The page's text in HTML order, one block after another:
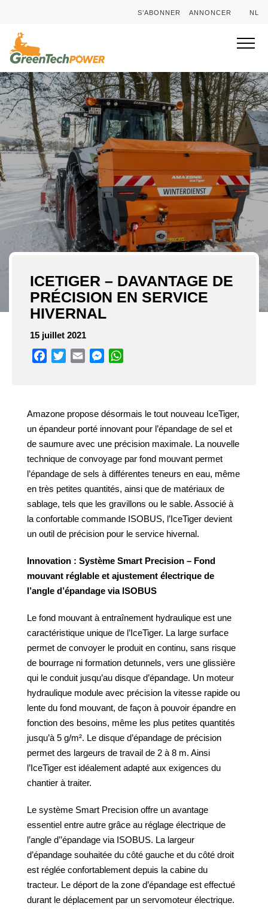
S’ABONNER ANNONCER NL
ICETIGER – DAVANTAGE DE
PRÉCISION EN SERVICE
HIVERNAL
15 juillet 2021
Facebook
TwitterEmail Messenger
Amazone propose désormais le tout nouveau IceTiger,
un épandeur porté innovant pour l’épandage de sel et
de saumure avec une précision maximale. La nouvelle
technique de convoyage par fond mouvant permet
l’épandage de sels à différentes teneurs en eau, même
en très petites quantités, ainsi que de matériaux de
sablage, tels que les gravillons ou le sable. Associé à
la confortable commande ISOBUS, l’IceTiger devient
un outil de précision pour le service hivernal.
Innovation : Système Smart Precision – Fond
mouvant réglable et ajustement électrique de
l’angle d’épandage via ISOBUS
Le fond mouvant à entraînement hydraulique est une
caractéristique unique de l’IceTiger. La large surface
permet de convoyer le produit en continu, sans risque
de bourrage ni formation detunnels, vers une glissière
qui le conduit jusqu’au disque d’épandage. Un moteur
hydraulique module avec précision la vitesse rapide ou
lente du fond mouvant, de façon à pouvoir épandre en
fonction des besoins, même les plus petites quantités
jusqu’à 5 g/m². Le disque d’épandage de précision
permet des largeurs de travail de 2 à 8 m. Ainsi
l’IceTiger est idéalement adapté aux exigences du
chantier à traiter.
Le système Smart Precision offre un avantage
essentiel entre autre grâce au réglage électrique de
l’angle d’’épandage via ISOBUS. La largeur
d’épandage souhaitée du côté gauche et du côté droit
est réglée confortablement depuis la cabine du
tracteur. Le déport de la zone d’épandage est effectué
durant le déplacement par un servomoteur électrique.